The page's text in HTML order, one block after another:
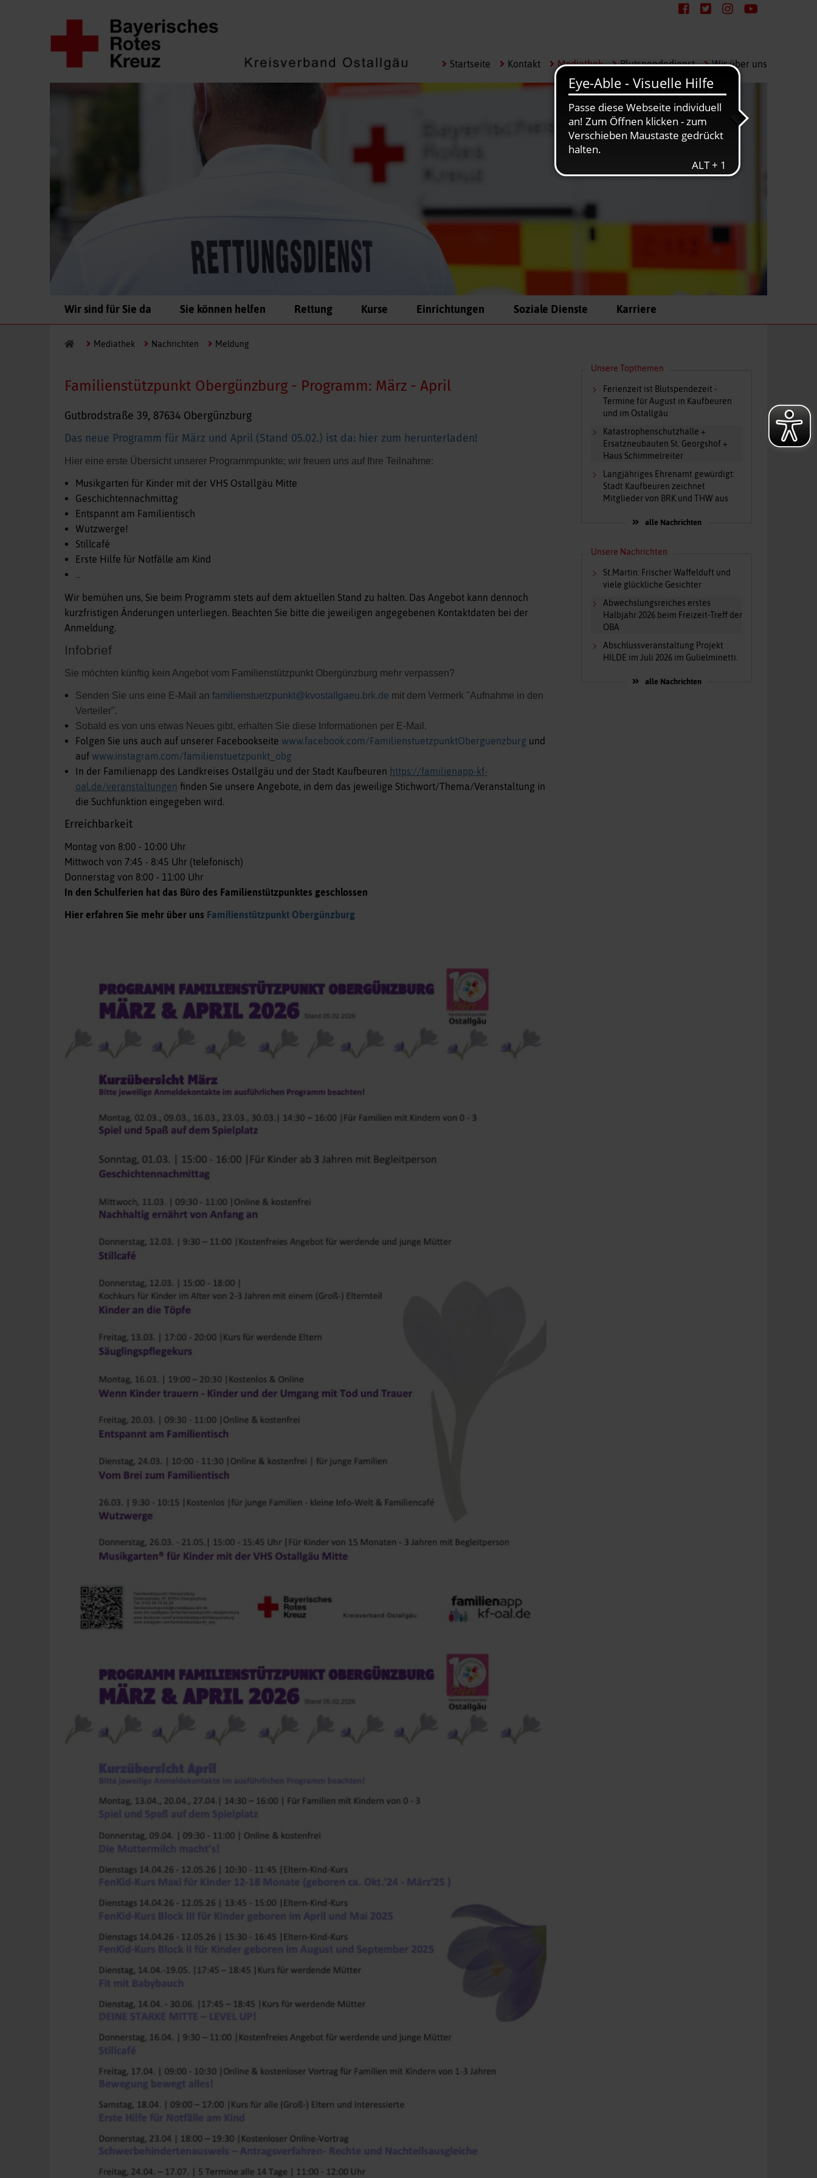
NavigationStartseite Kontakt Mediathek Blutspendedienst Wir über uns
Wir sind für Sie da Sie können helfen Rettung Kurse Einrichtungen Soziale Dienste Karriere
Mediathek Nachrichten Meldung
Familienstützpunkt Obergünzburg - Programm: März - April
Gutbrodstraße 39, 87634 Obergünzburg
Das neue Programm für März und April (Stand 05.02.) ist da: hier zum herunterladen!
Hier eine erste Übersicht unserer Programmpunkte; wir freuen uns auf Ihre Teilnahme:
Musikgarten für Kinder mit der VHS Ostallgäu Mitte
Geschichtennachmittag
Entspannt am Familientisch
Wutzwerge!
Stillcafé
Erste Hilfe für Notfälle am Kind
Wir bemühen uns, Sie beim Programm stets auf dem aktuellen Stand zu halten. Das Angebot kann dennoch
kurzfristigen Änderungen unterliegen. Beachten Sie bitte die jeweiligen angegebenen Kontaktdaten bei der
Anmeldung.
Infobrief
Sie möchten künftig kein Angebot vom Familienstützpunkt Obergünzburg mehr verpassen?
Senden Sie uns eine E-Mail an familienstuetzpunkt@kvostallgaeu.brk.de mit dem Vermerk "Aufnahme in den
Verteiler".
Sobald es von uns etwas Neues gibt, erhalten Sie diese Informationen per E-Mail.
Folgen Sie uns auch auf unserer Facebookseite www.facebook.com/FamilienstuetzpunktOberguenzburg und
auf www.instagram.com/familienstuetzpunkt_obg
In der Familienapp des Landkreises Ostallgäu und der Stadt Kaufbeuren https://familienapp-kf-
oal.de/veranstaltungen finden Sie unsere Angebote, in dem das jeweilige Stichwort/Thema/Veranstaltung in
die Suchfunktion eingegeben wird.
Erreichbarkeit
Montag von 8:00 - 10:00 Uhr
Mittwoch von 7:45 - 8:45 Uhr (telefonisch)
Donnerstag von 8:00 - 11:00 Uhr
In den Schulferien hat das Büro des Familienstützpunktes geschlossen
Hier erfahren Sie mehr über uns Familienstützpunkt Obergünzburg
Unsere Topthemen
Ferienzeit ist Blutspendezeit -
Termine für August in Kaufbeuren
und im Ostallgäu
Katastrophenschutzhalle +
Ersatzneubauten St. Georgshof +
Haus Schimmelreiter
Langjähriges Ehrenamt gewürdigt:
Stadt Kaufbeuren zeichnet
Mitglieder von BRK und THW aus
alle Nachrichten
Unsere Nachrichten
St.Martin: Frischer Waffelduft und
viele glückliche Gesichter
Abwechslungsreiches erstes
Halbjahr 2026 beim Freizeit-Treff der
OBA
Abschlussveranstaltung Projekt
HILDE im Juli 2026 im Gulielminetti.
alle Nachrichten